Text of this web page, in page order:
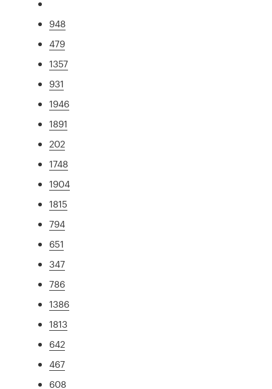
948
479
1357
931
1946
1891
202
1748
1904
1815
794
651
347
786
1386
1813
642
467
608